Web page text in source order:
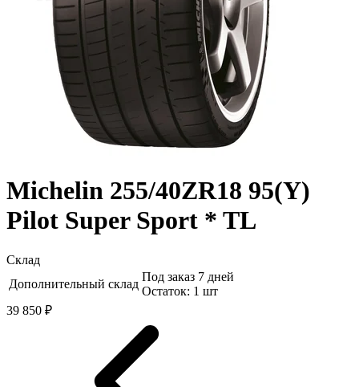
Michelin 255/40ZR18 95(Y)
Pilot Super Sport * TL
Склад
Дополнительный склад
Под заказ 7 дней
Остаток: 1 шт
39 850 ₽